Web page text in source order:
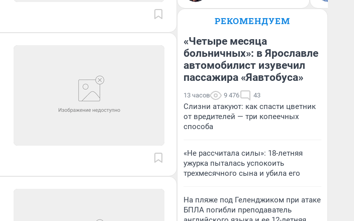
РЕКОМЕНДУЕМ
«Четыре месяца
больничных»: в Ярославле
автомобилист изувечил
пассажира «Яавтобуса»
13 часов 9 476 43
Слизни атакуют: как спасти цветник
от вредителей — три копеечных
способа
«Не рассчитала силы»: 18-летняя
ужурка пыталась успокоить
трехмесячного сына и убила его
На пляже под Геленджиком при атаке
БПЛА погибли преподаватель